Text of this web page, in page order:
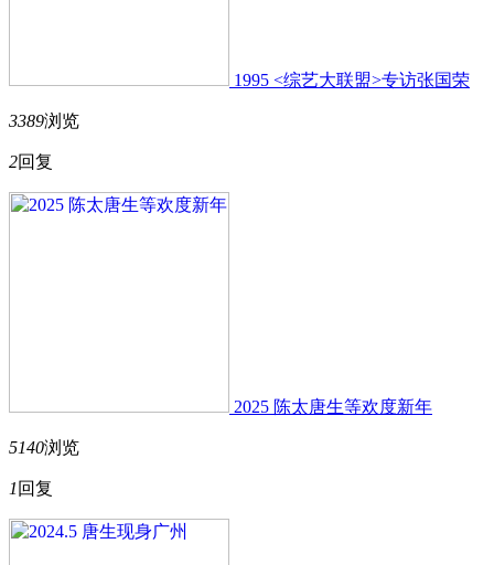
1995 <综艺大联盟>专访张国荣
3389浏览
2回复
2025 陈太唐生等欢度新年
5140浏览
1 回复